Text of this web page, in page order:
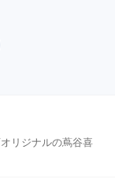
リジナルの蔦谷喜